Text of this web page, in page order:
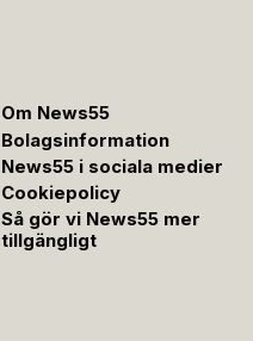
Om News55
Bolagsinformation
News55 i sociala medier
Cookiepolicy
Så gör vi News55 mer
tillgängligt